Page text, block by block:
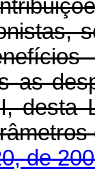
as
desta
de